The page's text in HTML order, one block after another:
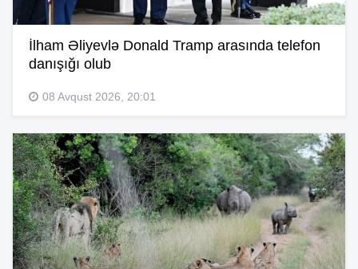
İlham Əliyevlə Donald Tramp arasında telefon
danışığı olub
08 Avqust 2026, 20:01